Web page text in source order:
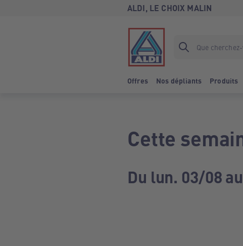
ALDI, LE CHOIX MALIN
Offres Nos dépliants Produits
Cette
Du lun. 03/08